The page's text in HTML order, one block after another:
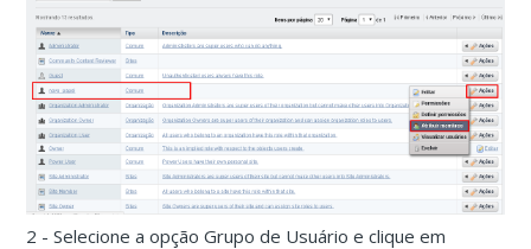
2 - Selecione a opção Grupo de Usuário e clique em